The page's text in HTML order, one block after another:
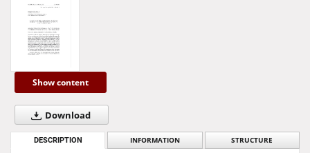
Show content
Download
DESCRIPTION INFORMATION STRUCTURE